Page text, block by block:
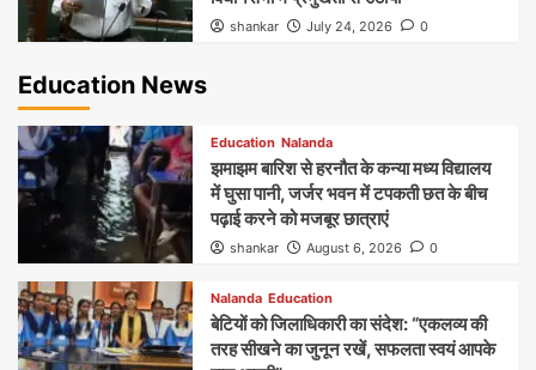
shankar July 24, 2026 0
Education News
Education Nalanda
झमाझम बारिश से हरनौत के कन्या मध्य विद्यालय
में घुसा पानी, जर्जर भवन में टपकती छत के बीच
पढ़ाई करने को मजबूर छात्राएं
shankar August 6, 2026 0
Nalanda Education
बेटियों को जिलाधिकारी का संदेश: “एकलव्य की
तरह सीखने का जुनून रखें, सफलता स्वयं आपके